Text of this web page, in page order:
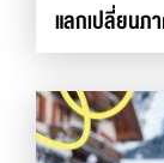
แลกเปลี่ยนภ